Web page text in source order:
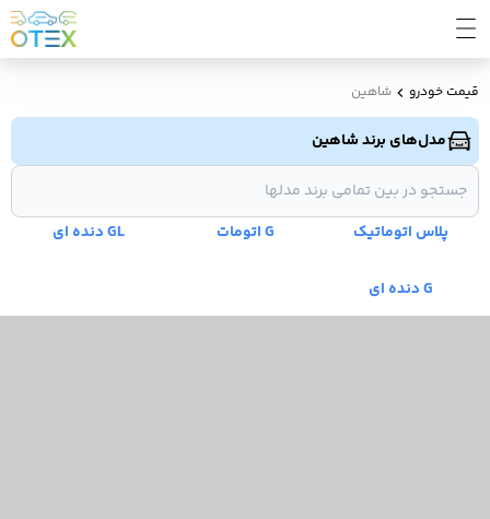
قیمت خودرو شاهین
مدل‌های برند شاهین
پلاس اتوماتیک G اتومات GL دنده ای
G دنده ای